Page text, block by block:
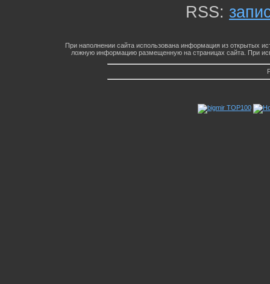
RSS:
При наполнении сайта использована информация из открытых
ложную информацию размещенную на страницах сайта. При